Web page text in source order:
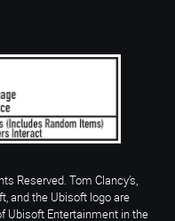
Reserved. Tom Clancy’s,
and the Ubisoft logo are
Ubisoft Entertainment in the